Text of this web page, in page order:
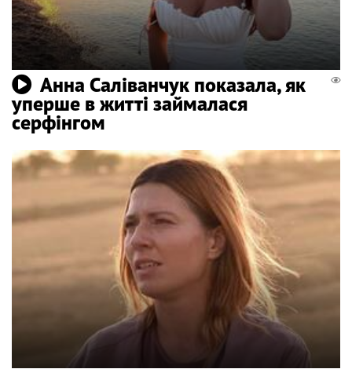
Анна Саліванчук показала, як
уперше в житті займалася
серфінгом